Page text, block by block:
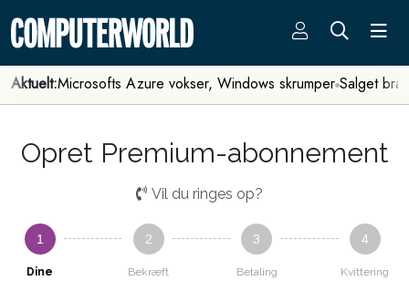
Aktuelt:Microsofts Azure vokser, Windows skrumper Salget
Opret Premium-abonnement
Vil du ringes op?
1
Dine
2
Bekræft
3
Betaling
4
Kvittering